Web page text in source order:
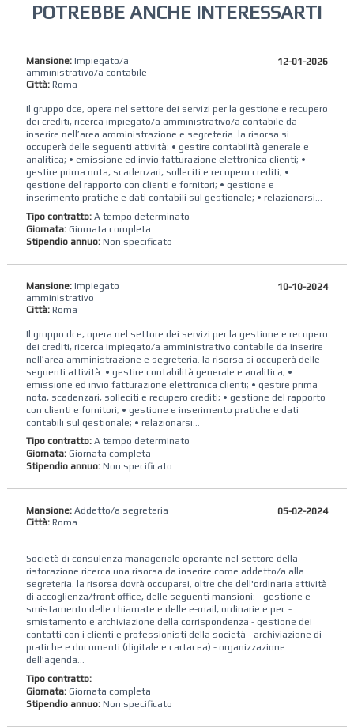
POTREBBE ANCHE INTERESSARTI
Mansione:Impiegato/a
amministrativo/a contabile
Città:Roma
12-01-2026
Il gruppo dce, opera nel settore dei servizi per la gestione e recupero
dei crediti, ricerca impiegato/a amministrativo/a contabile da
inserire nell’area amministrazione e segreteria. la risorsa si
occuperà delle seguenti attività: • gestire contabilità generale e
analitica; • emissione ed invio fatturazione elettronica clienti; •
gestire prima nota, scadenzari, solleciti e recupero crediti; •
gestione del rapporto con clienti e fornitori; • gestione e
inserimento pratiche e dati contabili sul gestionale; • relazionarsi...
Tipo contratto:A tempo determinato
Giornata: Giornata completa
Stipendio annuo: Non specificato
Mansione:Impiegato
amministrativo
Città:Roma
10-10-2024
Il gruppo dce, opera nel settore dei servizi per la gestione e recupero
dei crediti, ricerca impiegato/a amministrativo contabile da inserire
nell’area amministrazione e segreteria. la risorsa si occuperà delle
seguenti attività: • gestire contabilità generale e analitica; •
emissione ed invio fatturazione elettronica clienti; • gestire prima
nota, scadenzari, solleciti e recupero crediti; • gestione del rapporto
con clienti e fornitori; • gestione e inserimento pratiche e dati
contabili sul gestionale; • relazionarsi...
Tipo contratto:A tempo determinato
Giornata: Giornata completa
Stipendio annuo: Non specificato
Mansione:Addetto/a segreteria
Città:Roma
05-02-2024
Società di consulenza manageriale operante nel settore della
ristorazione ricerca una risorsa da inserire come addetto/a alla
segreteria. la risorsa dovrà occuparsi, oltre che dell'ordinaria attività
di accoglienza/front office, delle seguenti mansioni: - gestione e
smistamento delle chiamate e delle e-mail, ordinarie e pec -
smistamento e archiviazione della corrispondenza - gestione dei
contatti con i clienti e professionisti della società - archiviazione di
pratiche e documenti (digitale e cartacea) - organizzazione
dell'agenda...
Tipo contratto:
Giornata: Giornata completa
Stipendio annuo: Non specificato